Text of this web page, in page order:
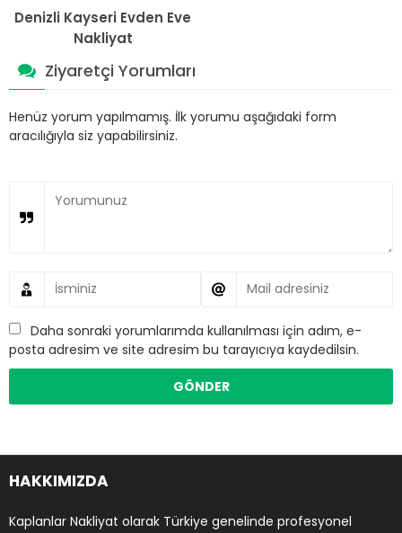
Denizli Kayseri Evden Eve
Nakliyat
Ziyaretçi Yorumları
Henüz yorum yapılmamış. İlk yorumu aşağıdaki form
aracılığıyla siz yapabilirsiniz.
Daha sonraki yorumlarımda kullanılması için adım, e-
posta adresim ve site adresim bu tarayıcıya kaydedilsin.
HAKKIMIZDA
Kaplanlar Nakliyat olarak Türkiye genelinde profesyonel